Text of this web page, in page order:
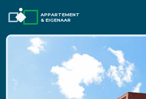
APPARTEMENT
& EIGENAAR